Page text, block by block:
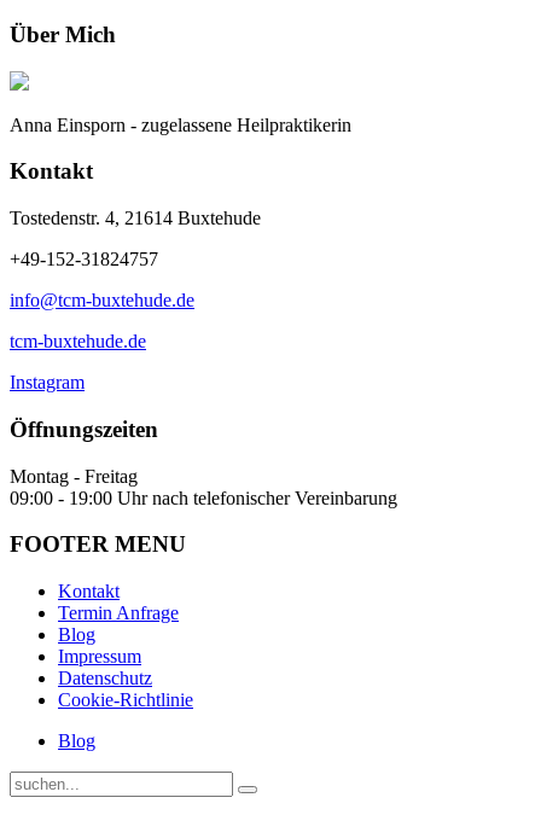
Über Mich
Anna Einsporn - zugelassene Heilpraktikerin
Kontakt
Tostedenstr. 4, 21614 Buxtehude
+49-152-31824757
info@tcm-buxtehude.de
tcm-buxtehude.de
Instagram
Öffnungszeiten
Montag - Freitag
09:00 - 19:00 Uhr nach telefonischer Vereinbarung
FOOTER MENU
Kontakt
Termin Anfrage
Blog
Impressum
Datenschutz
Cookie-Richtlinie
Blog